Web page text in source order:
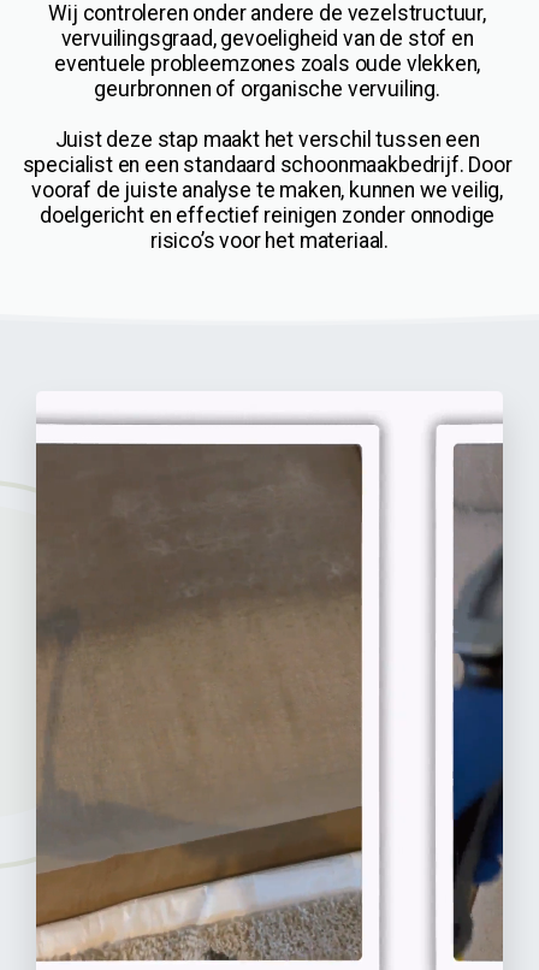
Wij controleren onder andere de vezelstructuur,
vervuilingsgraad, gevoeligheid van de stof en
eventuele probleemzones zoals oude vlekken,
geurbronnen of organische vervuiling.
Juist deze stap maakt het verschil tussen een
specialist en een standaard schoonmaakbedrijf. Door
vooraf de juiste analyse te maken, kunnen we veilig,
doelgericht en effectief reinigen zonder onnodige
risico’s voor het materiaal.